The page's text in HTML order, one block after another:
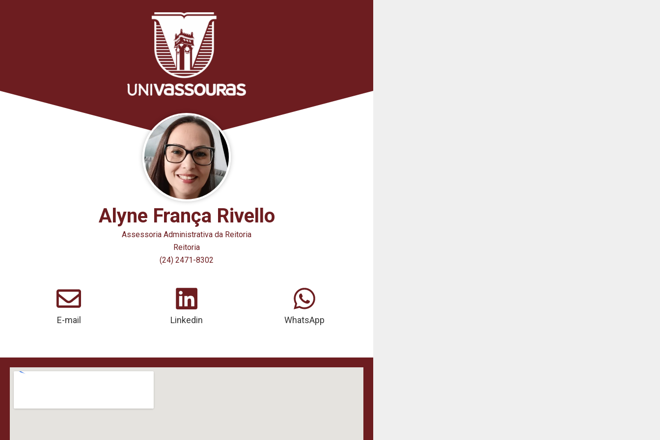
Alyne França Rivello
Assessoria Administrativa da Reitoria
Reitoria
(24) 2471-8302
E-mail Linkedin WhatsApp